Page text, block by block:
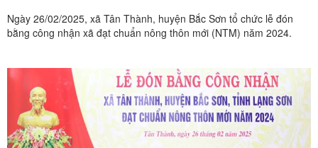
Ngày 26/02/2025, xã Tân Thành, huyện Bắc Sơn tổ chức lễ đón
bằng công nhận xã đạt chuẩn nông thôn mới (NTM) năm 2024.